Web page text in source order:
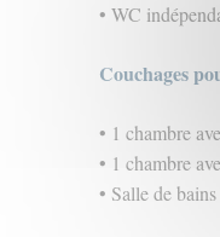
• WC
Couchages
• 1 chambre
• 1 chambre
• Salle de